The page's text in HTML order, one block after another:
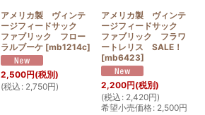
アメリカ製 ヴィンテ
ージフィードサック
ファブリック フロー
ラルブーケ [mb1214c]
2,500円(税別)
(税込 : 2,750円)
アメリカ製 ヴィンテ
ージフィードサック
ファブリック フラワ
ートレリス SALE！
[mb6423]
2,200円(税別)
(税込 : 2,420円)
希望小売価格: 2,500円